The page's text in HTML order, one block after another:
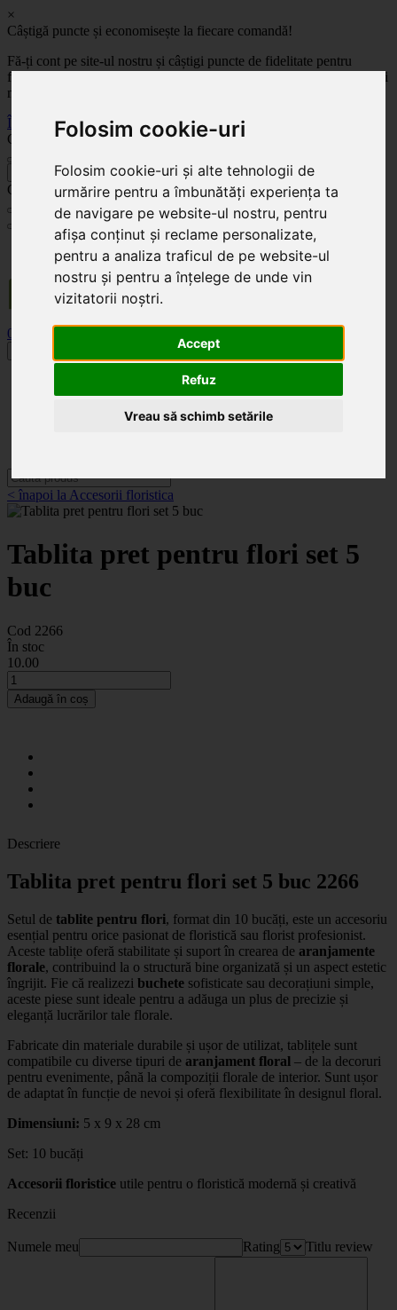
Folosim cookie-uri
Folosim cookie-uri și alte tehnologii de
urmărire pentru a îmbunătăți experiența ta
de navigare pe website-ul nostru, pentru
afișa conținut și reclame personalizate,
pentru a analiza traficul de pe website-ul
nostru și pentru a înțelege de unde vin
vizitatorii noștri.
Accept
Refuz
Vreau să schimb setările
×
Câștigă puncte și economisește la fiecare comandă!
Fă-ți cont pe site-ul nostru și câștigi puncte de fidelitate pentru
fiecare comandă! Cu cât comanzi mai mult, cu atât economisești mai
mult!
Înregistrează-te acum
Celoplast
Celoplast
Transportul este GRATUIT pentru comenzile mai mari de 350 Lei. Comanda minimă în
valoare de 100 Lei. Expediere în 1 - 2 zile lucrătoare.
0
Categorii
< înapoi la Accesorii floristica
Tablita pret pentru flori set 5
buc
Cod 2266
În stoc
10.00
Adaugă în coș
Descriere
Tablita pret pentru flori set 5 buc 2266
Setul de tablite pentru flori, format din 10 bucăți, este un accesoriu
esențial pentru orice pasionat de floristică sau florist profesionist.
Aceste tablițe oferă stabilitate și suport în crearea de aranjamente
florale, contribuind la o structură bine organizată și un aspect estetic
îngrijit. Fie că realizezi buchete sofisticate sau decorațiuni simple,
aceste piese sunt ideale pentru a adăuga un plus de precizie și
eleganță lucrărilor tale florale.
Fabricate din materiale durabile și ușor de utilizat, tablițele sunt
compatibile cu diverse tipuri de aranjament floral – de la decoruri
pentru evenimente, până la compoziții florale de interior. Sunt ușor
de adaptat în funcție de nevoi și oferă flexibilitate în designul floral.
Dimensiuni: 5 x 9 x 28 cm
Set: 10 bucăți
Accesorii floristice utile pentru o floristică modernă și creativă
Recenzii
Numele meu Rating Titlu review